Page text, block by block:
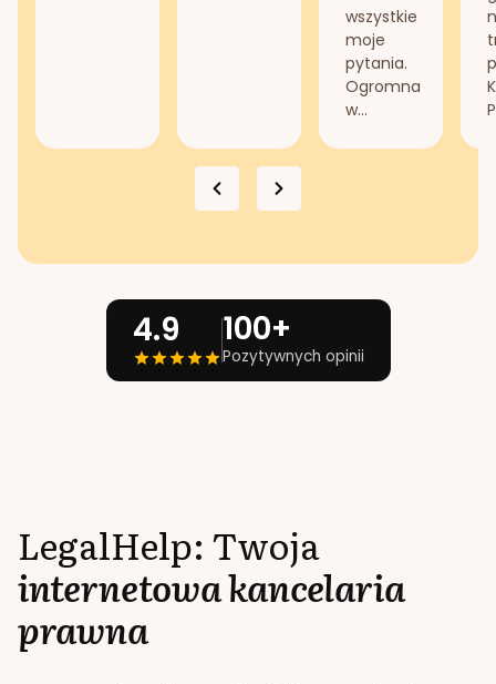
wszystkie
moje
pytania.
Ogromna
w...
4.9 100+
Pozytywnych opinii
LegalHelp: Twoja
internetowa kancelaria
prawna